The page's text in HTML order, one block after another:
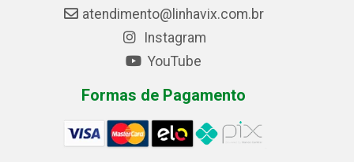
atendimento@linhavix.com.br
Instagram
YouTube
Formas de Pagamento